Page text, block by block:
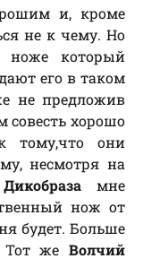
и, кроме
не к чему. Но
который
его в таком
не предложив
хорошо
тому,что они
несмотря на
Дикобраза мне
нож от
будет. Больше
Тот же Волчий